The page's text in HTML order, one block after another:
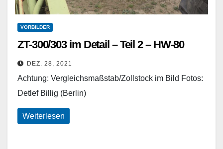
VORBILDER
ZT-300/303 im Detail – Teil 2 – HW-80
DEZ. 28, 2021
Achtung: Vergleichsmaßstab/Zollstock im Bild Fotos:
Detlef Billig (Berlin)
Weiterlesen